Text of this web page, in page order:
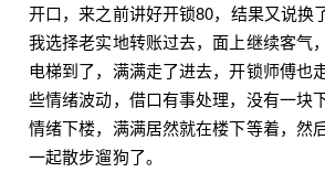
开口，来之前讲好开锁80，结果又说换
我选择老实地转账过去，面上继续客气
电梯到了，满满走了进去，开锁师傅也
些情绪波动，借口有事处理，没有一块
情绪下楼，满满居然就在楼下等着，然
一起散步遛狗了。